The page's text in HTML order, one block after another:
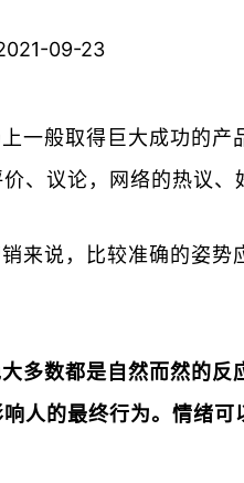
09-23
一般取得巨大成功的
、议论，网络的热议、
来说，比较准确的姿势
多数都是自然而然的
人的最终行为。情绪